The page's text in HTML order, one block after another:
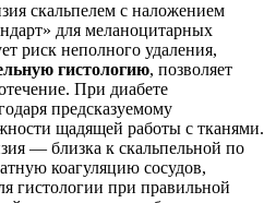
скальпелем с наложением
для меланоцитарных
риск неполного удаления,
гистологию, позволяет
При диабете
предсказуемому
щадящей работы с тканями.
— близка к скальпельной по
коагуляцию сосудов,
гистологии при правильной